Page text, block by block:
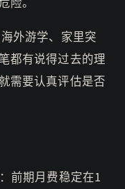
海外游学、家里突
都有说得过去的理
需要认真评估是否
前期月费稳定在1